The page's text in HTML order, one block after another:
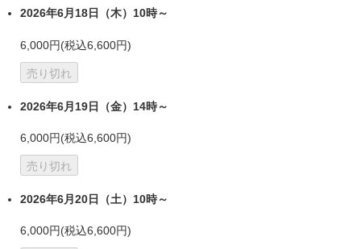
2026年6月18日（木）10時～
6,000円(税込6,600円)
売り切れ
2026年6月19日（金）14時～
6,000円(税込6,600円)
売り切れ
2026年6月20日（土）10時～
6,000円(税込6,600円)